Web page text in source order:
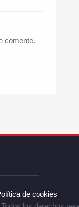
comente.
de cookies